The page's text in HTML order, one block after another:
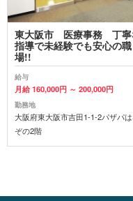
東大阪市 医療事務 丁寧
指導で未経験でも安心の職
場!!
給与
月給 160,000円 ～ 200,000円
勤務地
大阪府東大阪市吉田1-1-2パザパ
ぞの2階